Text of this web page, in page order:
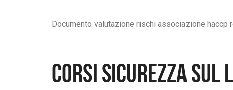
Documento valutazione rischi associazione haccp
Corsi Sicurezza sul